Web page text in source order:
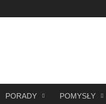
PORADY POMYSŁY